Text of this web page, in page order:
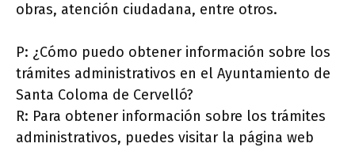
obras, atención ciudadana, entre otros.
P: ¿Cómo puedo obtener información sobre los
trámites administrativos en el Ayuntamiento de
Santa Coloma de Cervelló?
R: Para obtener información sobre los trámites
administrativos, puedes visitar la página web